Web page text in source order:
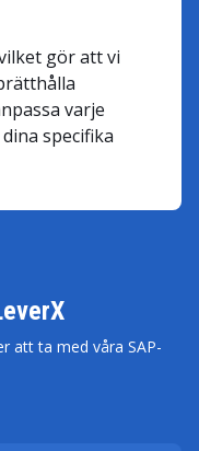
gör att vi
varje
specifika
att ta med våra SAP-